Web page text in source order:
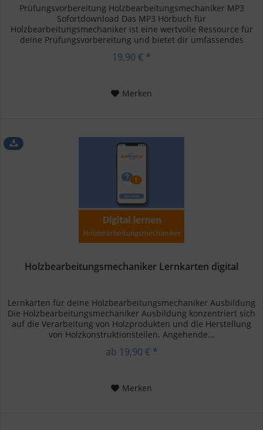
Prüfungsvorbereitung Holzbearbeitungsmechaniker MP3
Sofortdownload Das MP3 Hörbuch für
Holzbearbeitungsmechaniker ist eine wertvolle Ressource für
deine Prüfungsvorbereitung und bietet dir umfassendes
Wissen über die verschiedenen...
19,90 € *
Merken
Holzbearbeitungsmechaniker Lernkarten digital
Lernkarten für deine Holzbearbeitungsmechaniker Ausbildung
Die Holzbearbeitungsmechaniker Ausbildung konzentriert sich
auf die Verarbeitung von Holzprodukten und die Herstellung
von Holzkonstruktionsteilen. Angehende...
ab 19,90 € *
Merken